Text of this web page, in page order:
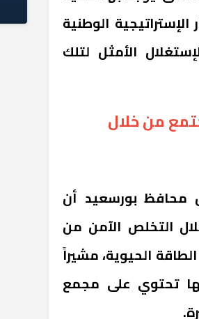
الوطنية
الأمثل لتلك
من خلال
محافظ بورسعيد أن
التخلص الآمن من
الحيوية، مشيراً
تحتوي على مجمع